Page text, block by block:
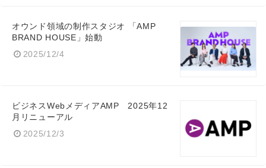
オウンド領域の制作スタジオ 「AMP
BRAND HOUSE」始動
2025/12/4
ビジネスWebメディアAMP 2025年12
月リニューアル
2025/12/3